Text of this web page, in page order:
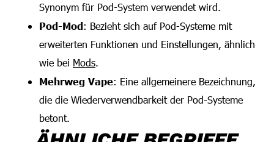
Synonym für Pod-System verwendet wird.
Pod-Mod: Bezieht sich auf Pod-Systeme mit
erweiterten Funktionen und Einstellungen, ähnlich
wie bei Mods.
Mehrweg Vape: Eine allgemeinere Bezeichnung,
die die Wiederverwendbarkeit der Pod-Systeme
betont.